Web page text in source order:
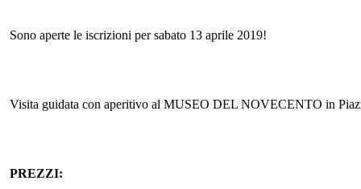
Sono aperte le iscrizioni per sabato 13 aprile 2019!
Visita guidata con aperitivo al MUSEO DEL NOVECENTO in
PREZZI: